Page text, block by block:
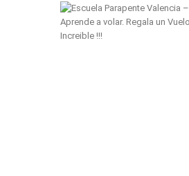
Aprende a volar. Regala un
Increible !!!